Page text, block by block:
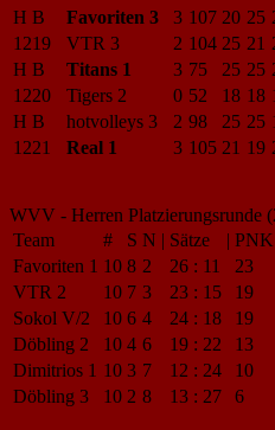
H B
Favoriten 3 3 107 20 25
1219
VTR 3 2 104 25 21
H B
Titans 1 3 75 25 25
1220
Tigers 2 0 52 18 18
H B
hotvolleys 3 2 98 25 25
1221
Real 1 3 105 21 19
WVV - Herren Platzierungsrunde
Team
# S N | Sätze | PNK
Favoriten 1 10 8 2 26 : 11
23
VTR 2
10 7 3 23 : 15
19
Sokol V/2
10 6 4 24 : 18
19
Döbling 2
10 4 6 19 : 22
13
Dimitrios 1 10 3 7 12 : 24
10
Döbling 3
10 2 8 13 : 27 6